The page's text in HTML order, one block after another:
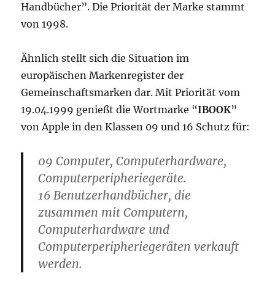
Handbücher”. Die Priorität der Marke stammt
von 1998.
Ähnlich stellt sich die Situation im
europäischen Markenregister der
Gemeinschaftsmarken dar. Mit Priorität vom
19.04.1999 genießt die Wortmarke “IBOOK”
von Apple in den Klassen 09 und 16 Schutz für:
09 Computer, Computerhardware,
Computerperipheriegeräte.
16 Benutzerhandbücher, die
zusammen mit Computern,
Computerhardware und
Computerperipheriegeräten verkauft
werden.